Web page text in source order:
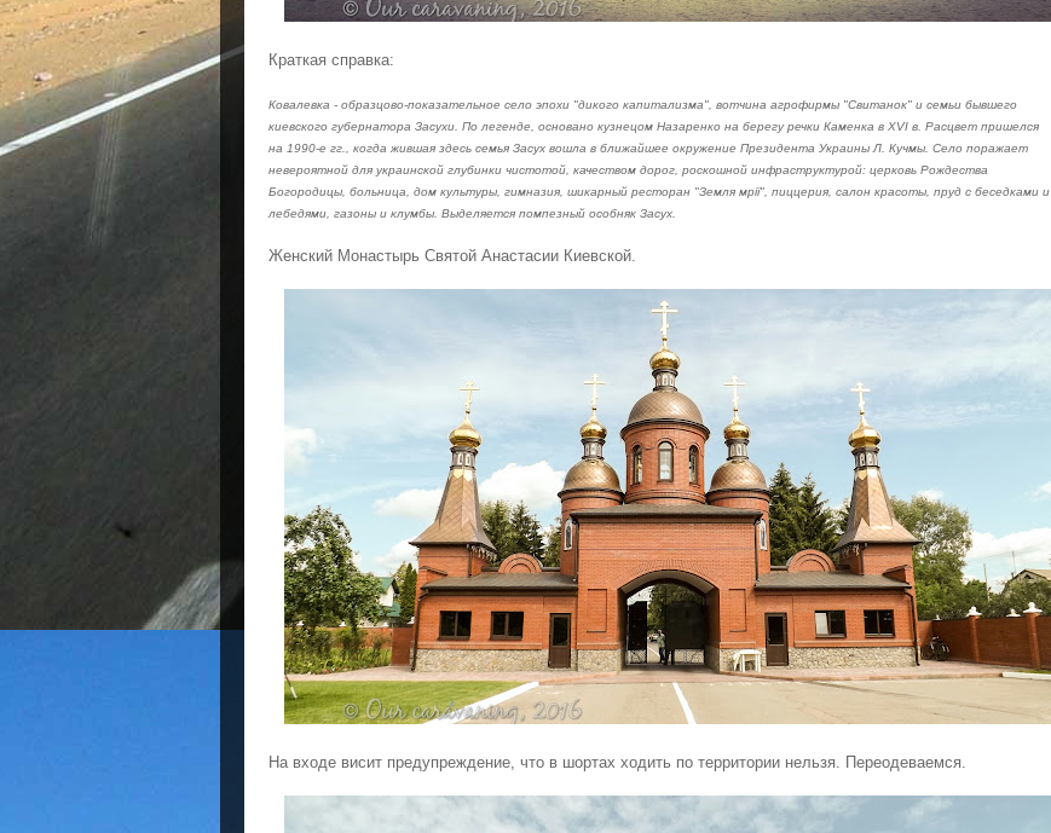
Краткая справка:
Ковалевка - образцово-показательное село эпохи "дикого капитализма", вотчина агрофирмы "Свитанок" и семьи бывшего
киевского губернатора Засухи. По легенде, основано кузнецом Назаренко на берегу речки Каменка в XVI в. Расцвет пришелся
на 1990-е гг., когда жившая здесь семья Засух вошла в ближайшее окружение Президента Украины Л. Кучмы. Село поражает
невероятной для украинской глубинки чистотой, качеством дорог, роскошной инфраструктурой: церковь Рождества
Богородицы, больница, дом культуры, гимназия, шикарный ресторан "Земля мрії", пиццерия, салон красоты, пруд с беседками и
лебедями, газоны и клумбы. Выделяется помпезный особняк Засух.
Женский Монастырь Святой Анастасии Киевской.
На входе висит предупреждение, что в шортах ходить по территории нельзя. Переодеваемся.